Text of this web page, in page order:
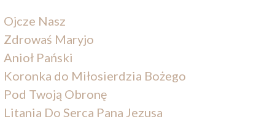
Ojcze Nasz
Zdrowaś Maryjo
Anioł Pański
Koronka do Miłosierdzia Bożego
Pod Twoją Obronę
Litania Do Serca Pana Jezusa